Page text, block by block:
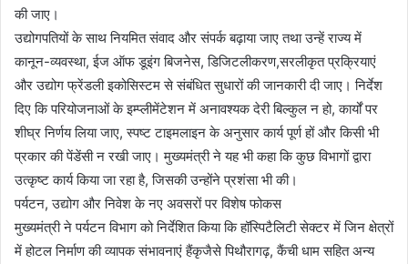
की जाए।
उद्योगपतियों के साथ नियमित संवाद और संपर्क बढ़ाया जाए तथा उन्हें राज्य में
कानून-व्यवस्था, ईज ऑफ डूइंग बिजनेस, डिजिटलीकरण,सरलीकृत प्रक्रियाएं
और उद्योग फ्रेंडली इकोसिस्टम से संबंधित सुधारों की जानकारी दी जाए। निर्देश
दिए कि परियोजनाओं के इम्प्लीमेंटेशन में अनावश्यक देरी बिल्कुल न हो, कार्यों पर
शीघ्र निर्णय लिया जाए, स्पष्ट टाइमलाइन के अनुसार कार्य पूर्ण हों और किसी भी
प्रकार की पेंडेंसी न रखी जाए। मुख्यमंत्री ने यह भी कहा कि कुछ विभागों द्वारा
उत्कृष्ट कार्य किया जा रहा है, जिसकी उन्होंने प्रशंसा भी की।
पर्यटन, उद्योग और निवेश के नए अवसरों पर विशेष फोकस
मुख्यमंत्री ने पर्यटन विभाग को निर्देशित किया कि हॉस्पिटैलिटी सेक्टर में जिन क्षेत्रों
में होटल निर्माण की व्यापक संभावनाएं हैंकृजैसे पिथौरागढ़, कैंची धाम सहित अन्य